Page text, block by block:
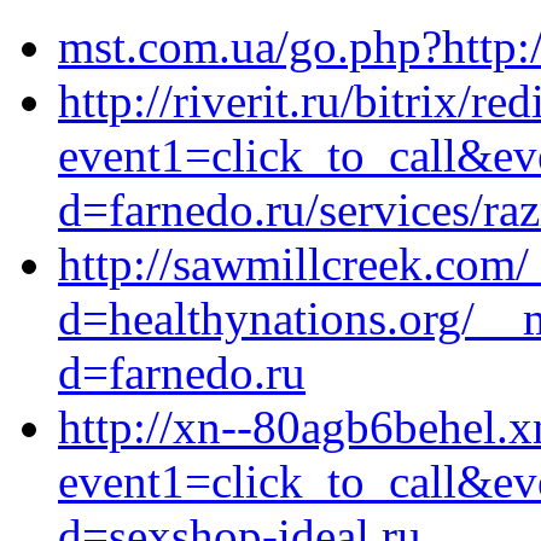
mst.com.ua/
http://riverit.ru/bitrix/
d=farnedo.ru/services/
http://sawmillcreek.com/
d=healthynations.org/
d=farnedo.ru
http://xn--